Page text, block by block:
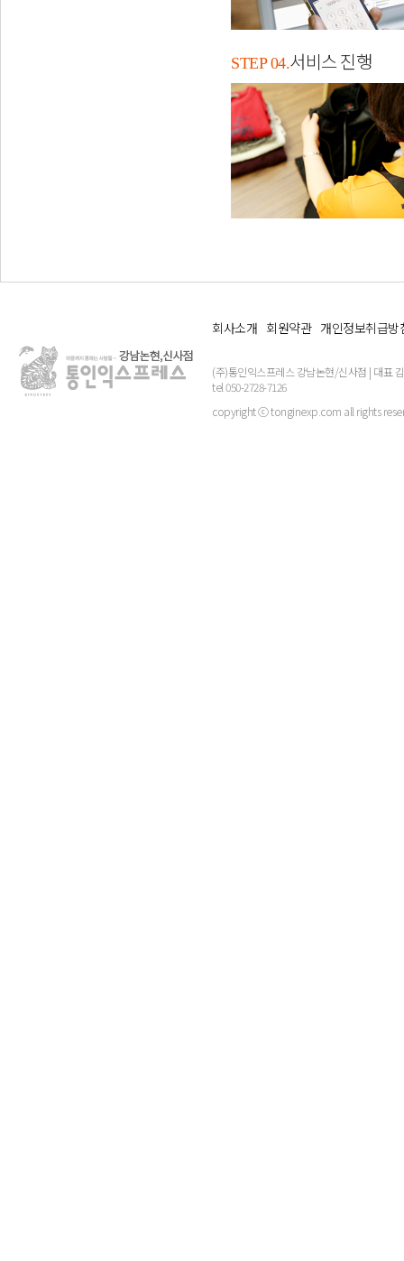
STEP 04.서비스 진행
회사소개 회원약관 개인정보취급방
(주)통인익스프레스 강남논현/신사점 | 대표
tel 050-2728-7126
copyright ⓒ tonginexp.com all rights